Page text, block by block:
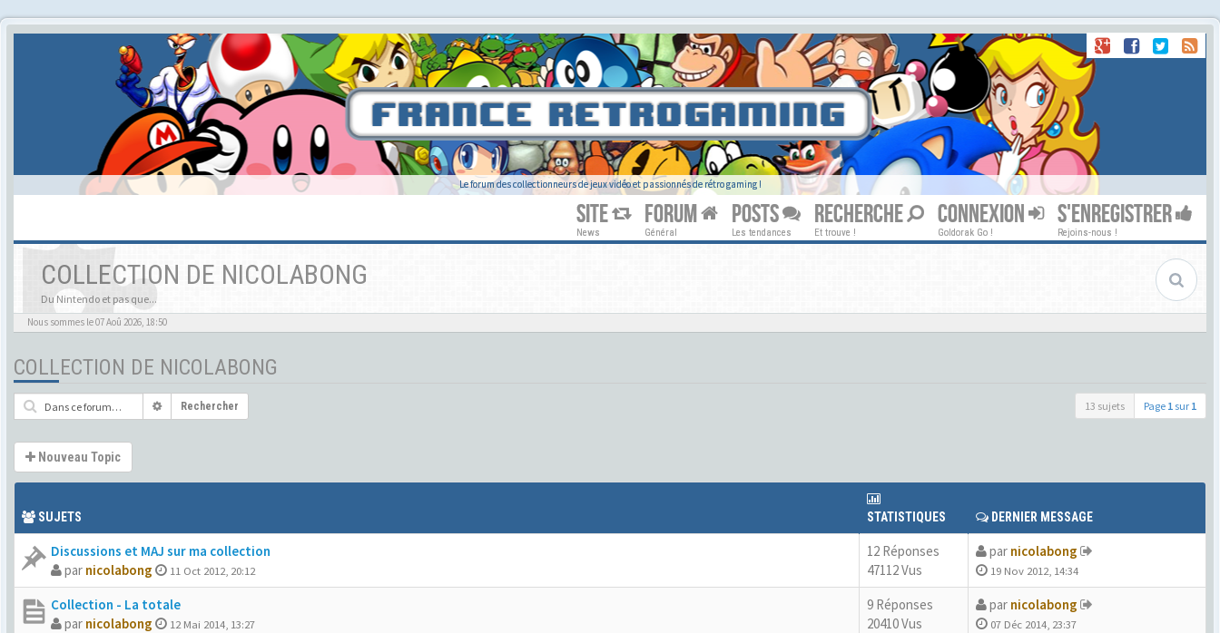
Le forum des collectionneurs de jeux vidéo et passionnés de rétro gaming !
SITE
News
FORUM
Général
POSTS
Les tendances
RECHERCHE
Et trouve !
CONNEXION
Goldorak Go !
S'ENREGISTRER
Rejoins-nous !
COLLECTION DE NICOLABONG
Du Nintendo et pas que...
Nous sommes le 07 Aoû 2026, 18:50
COLLECTION DE NICOLABONG
Rechercher 13 sujets Page 1 sur 1
Nouveau Topic
SUJETS STATISTIQUES DERNIER MESSAGE
Discussions et MAJ sur ma collection
par nicolabong 11 Oct 2012, 20:12
12 Réponses
47112 Vus
par nicolabong
19 Nov 2012, 14:34
Collection - La totale
par nicolabong 12 Mai 2014, 13:27
9 Réponses
20410 Vus
par nicolabong
07 Déc 2014, 23:37